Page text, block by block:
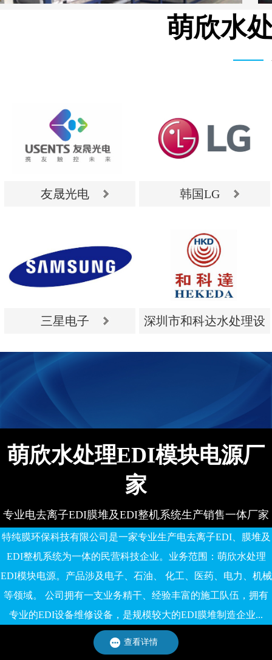
萌欣水
友晟光电
友晟光电
韩国LG
韩国LG
三星电子
深圳市和科达水处理设
萌欣水处理EDI模块电源厂
家
专业电去离子EDI膜堆及EDI整机系统生产销售一体厂家
特纯膜环保科技有限公司是一家专业生产电去离子EDI、膜堆及
EDI整机系统为一体的民营科技企业。业务范围：萌欣水处理
EDI模块电源。产品涉及电子、石油、 化工、医药、电力、机械
等领域。 公司拥有一支业务精干、经验丰富的施工队伍，拥有
专业的EDI设备维修设备，是规模较大的EDI膜堆制造企业...
查看详情